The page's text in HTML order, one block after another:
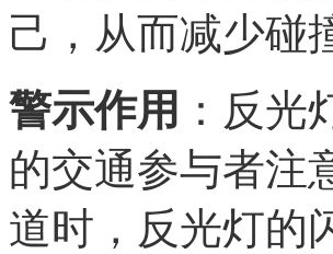
己，从而减少碰
警示作用 ：反
的交通参与者注
道时，反光灯的